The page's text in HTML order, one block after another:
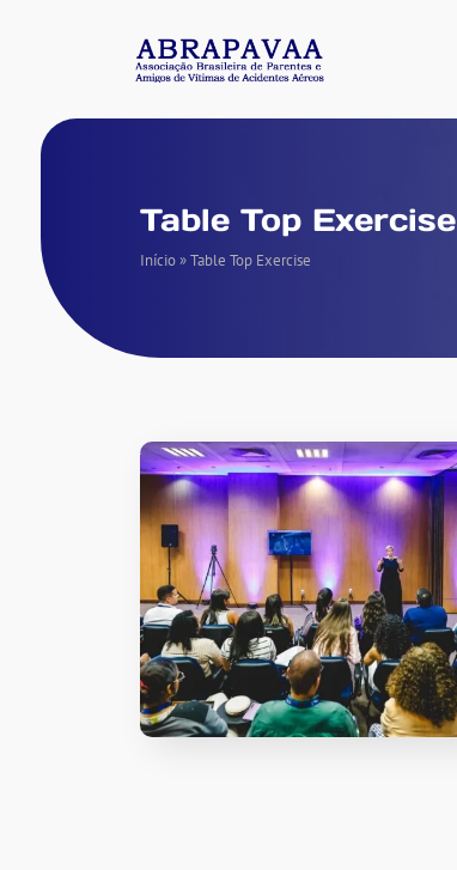
Table Top Exercise
Início»Table Top Exercise